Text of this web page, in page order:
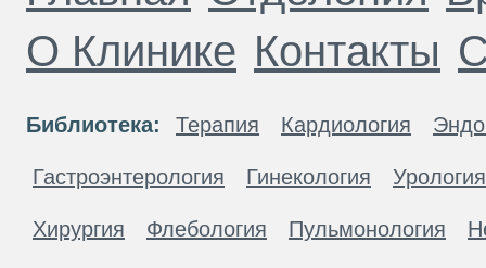
О Клинике Контакты
Библиотека: Терапия Кардиология
Гастроэнтерология Гинекология Урология
Хирургия Флебология Пульмонология